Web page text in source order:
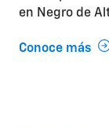
en Negro de
Conoce más